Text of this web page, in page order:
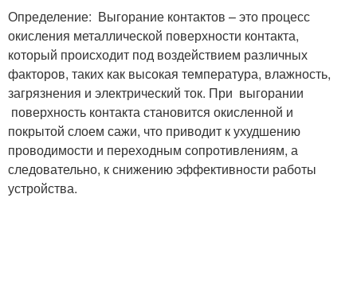
Определение: Выгорание контактов – это процесс
окисления металлической поверхности контакта,
который происходит под воздействием различных
факторов, таких как высокая температура, влажность,
загрязнения и электрический ток. При выгорании
поверхность контакта становится окисленной и
покрытой слоем сажи, что приводит к ухудшению
проводимости и переходным сопротивлениям, а
следовательно, к снижению эффективности работы
устройства.